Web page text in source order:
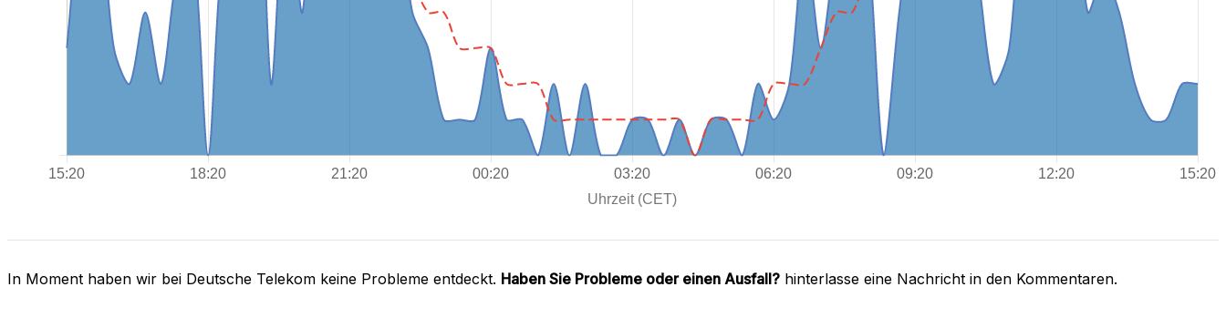
In Moment haben wir bei Deutsche Telekom keine Probleme entdeckt. Haben Sie Probleme oder einen Ausfall? hinterlasse eine Nachricht in den Kommentaren.